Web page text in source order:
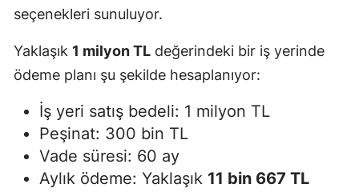
seçenekleri sunuluyor.
Yaklaşık 1 milyon TL değerindeki bir iş yerinde
ödeme planı şu şekilde hesaplanıyor:
İş yeri satış bedeli: 1 milyon TL
Peşinat: 300 bin TL
Vade süresi: 60 ay
Aylık ödeme: Yaklaşık 11 bin 667 TL